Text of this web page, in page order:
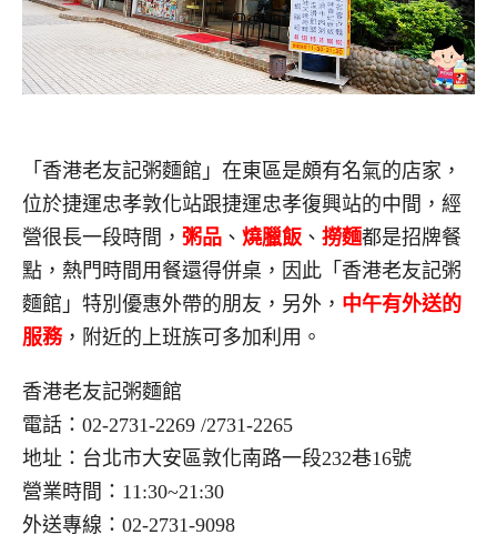
「香港老友記粥麵館」在東區是頗有名氣的店家，
位於捷運忠孝敦化站跟捷運忠孝復興站的中間，經
營很長一段時間， 粥品 、 燒臘飯 、 撈麵都是招牌餐
點，熱門時間用餐還得併桌，因此「香港老友記粥
麵館」特別優惠外帶的朋友，另外， 中午有外送的
服務，附近的上班族可多加利用。
香港老友記粥麵館
電話：02-2731-2269 /2731-2265
地址：台北市大安區敦化南路一段232巷16號
營業時間：11:30~21:30
外送專線：02-2731-9098